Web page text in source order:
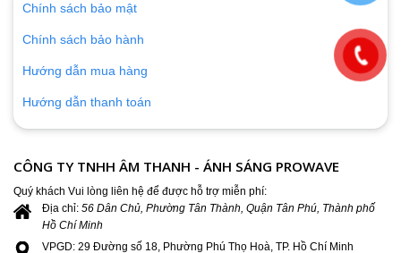
Chính sách bảo mật
Chính sách bảo hành
Hướng dẫn mua hàng
Hướng dẫn thanh toán
CÔNG TY TNHH ÂM THANH - ÁNH SÁNG PROWAVE
Quý khách Vui lòng liên hệ để được hỗ trợ miễn phí:
Địa chỉ: 56 Dân Chủ, Phường Tân Thành, Quận Tân Phú, Thành phố
Hồ Chí Minh
VPGD: 29 Đường số 18, Phường Phú Thọ Hoà, TP. Hồ Chí Minh